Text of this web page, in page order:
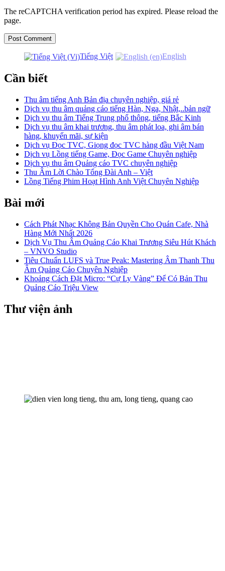
The reCAPTCHA verification period has expired. Please reload the
page.
Tiếng Việt English
Cần biết
Thu âm tiếng Anh Bản địa chuyên nghiệp, giá rẻ
Dịch vụ thu âm quảng cáo tiếng Hàn, Nga, Nhật,..bản ngữ
Dịch vụ thu âm Tiếng Trung phổ thông, tiếng Bắc Kinh
Dịch vụ thu âm khai trương, thu âm phát loa, ghi âm bán
hàng, khuyến mãi, sự kiện
Dịch vụ Đọc TVC, Giọng đọc TVC hàng đầu Việt Nam
Dịch vụ Lồng tiếng Game, Đọc Game Chuyên nghiệp
Dịch vụ thu âm Quảng cáo TVC chuyên nghiệp
Thu Âm Lời Chào Tổng Đài Anh – Việt
Lồng Tiếng Phim Hoạt Hình Anh Việt Chuyên Nghiệp
Bài mới
Cách Phát Nhạc Không Bản Quyền Cho Quán Cafe, Nhà
Hàng Mới Nhất 2026
Dịch Vụ Thu Âm Quảng Cáo Khai Trương Siêu Hút Khách
– VNVO Studio
Tiêu Chuẩn LUFS và True Peak: Mastering Âm Thanh Thu
Âm Quảng Cáo Chuyên Nghiệp
Khoảng Cách Đặt Micro: “Cự Ly Vàng” Để Có Bản Thu
Quảng Cáo Triệu View
Thư viện ảnh